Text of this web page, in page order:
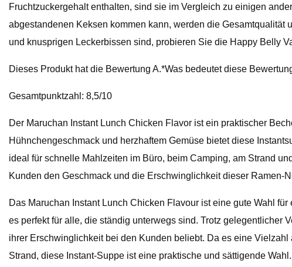
Fruchtzuckergehalt enthalten, sind sie im Vergleich zu einigen
abgestandenen Keksen kommen kann, werden die
und knusprigen Leckerbissen sind, probieren Sie die Happy Belly
Dieses Produkt hat die Bewertung A.*Was bedeutet diese
Gesamtpunktzahl: 8,5/10
Der Maruchan Instant Lunch Chicken Flavor ist ein praktischer
Hühnchengeschmack und herzhaftem Gemüse bietet diese
ideal für schnelle Mahlzeiten im Büro, beim Camping, am Strand
Kunden den Geschmack und die Erschwinglichkeit dieser Ramen-
Das Maruchan Instant Lunch Chicken Flavour ist eine gute Wahl
es perfekt für alle, die ständig unterwegs sind. Trotz gelegentlicher
ihrer Erschwinglichkeit bei den Kunden beliebt. Da es eine
Strand, diese Instant-Suppe ist eine praktische und sättigende Wahl.